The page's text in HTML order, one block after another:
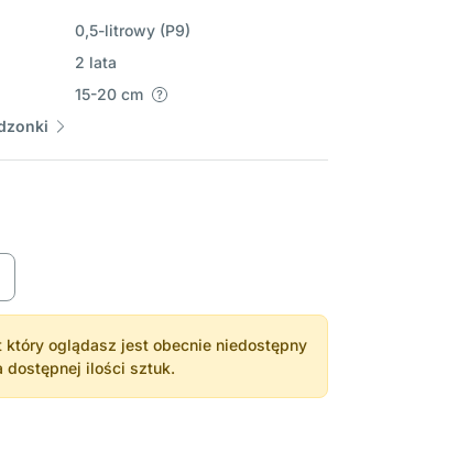
0,5-litrowy (P9)
2 lata
15-20 cm
który oglądasz jest obecnie niedostępny
dostępnej ilości sztuk.